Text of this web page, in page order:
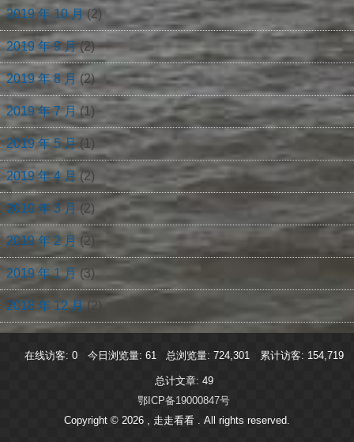
2019 年 10 月(2)
2019 年 9 月(2)
2019 年 8 月 (2)
2019 年 7 月(1)
2019 年 5 月 (1)
2019 年 4 月 (2)
2019 年 3 月 (2)
2019 年 2 月 (2)
2019 年 1 月 (3)
2018 年 12 月 (2)
在线访客: 0 今日浏览量: 61 总浏览量:724,301 累计访客: 154,719
总计文章: 49
鄂ICP备19000847号
Copyright © 2026 , 走走看看 . All rights reserved.